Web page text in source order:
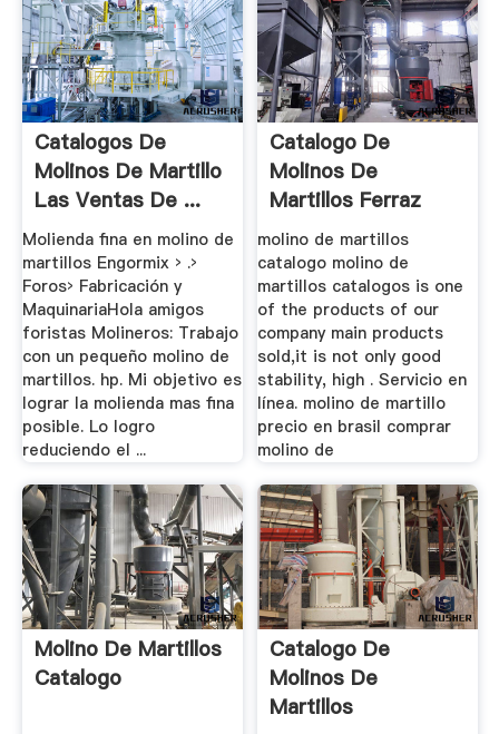
Catalogos De
Molinos De Martillo
Las Ventas De ...
Molienda fina en molino de
martillos Engormix › .›
Foros› Fabricación y
MaquinariaHola amigos
foristas Molineros: Trabajo
con un pequeño molino de
martillos. hp. Mi objetivo es
lograr la molienda mas fina
posible. Lo logro
reduciendo el ...
Catalogo De
Molinos De
Martillos Ferraz
molino de martillos
catalogo molino de
martillos catalogos is one
of the products of our
company main products
sold,it is not only good
stability, high . Servicio en
línea. molino de martillo
precio en brasil comprar
molino de
Molino De Martillos
Catalogo
Catalogo De
Molinos De
Martillos